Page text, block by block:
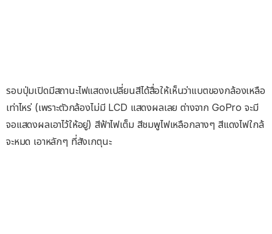
รอบปุ่มเปิดมีสถานะไฟแสดงเปลี่ยนสีได้สื่อให้เห็นว่าแบตของกล้องเหลือ
เท่าไหร่ (เพราะตัวกล้องไม่มี LCD แสดงผลเลย ต่างจาก GoPro จะมี
จอแสดงผลเอาไว้ให้อยู่) สีฟ้าไฟเต็ม สีชมพูไฟเหลือกลางๆ สีแดงไฟใกล้
จะหมด เอาหลักๆ ที่สังเกตุนะ